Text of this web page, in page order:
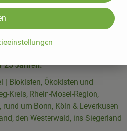
25 Jahren.
| Biokisten, Ökokisten und
Kreis, Rhein-Mosel-Region,
rund um Bonn, Köln & Leverkusen
den Westerwald, ins Siegerland